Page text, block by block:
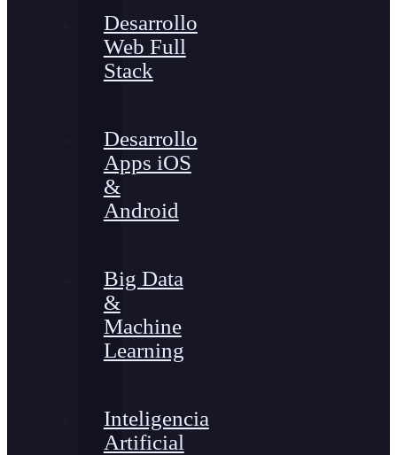
Desarrollo
Web Full
Stack
Desarrollo
Apps iOS
&
Android
Big Data
&
Machine
Learning
Inteligencia
Artificial